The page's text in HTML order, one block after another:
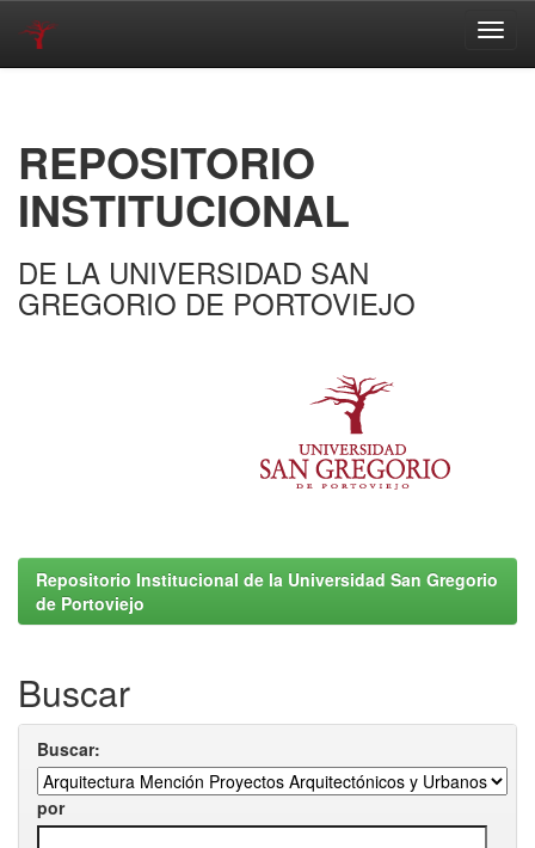
REPOSITORIO
INSTITUCIONAL
DE LA UNIVERSIDAD SAN
GREGORIO DE PORTOVIEJO
Repositorio Institucional de la Universidad San Gregorio
de Portoviejo
Buscar
Buscar:
por